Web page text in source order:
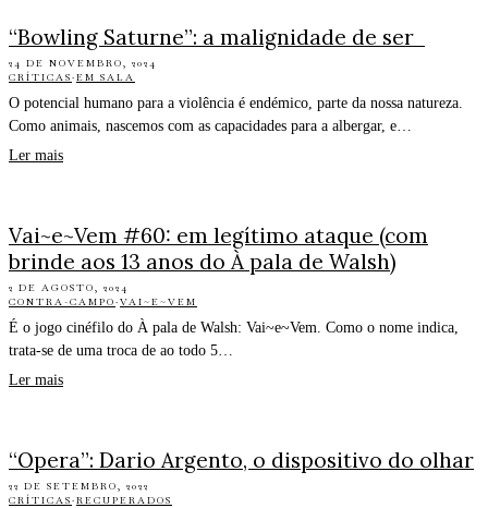
“Bowling Saturne”: a malignidade de ser
24 DE NOVEMBRO, 2024
CRÍTICAS·EM SALA
O potencial humano para a violência é endémico, parte da nossa natureza.
Como animais, nascemos com as capacidades para a albergar, e…
Ler mais
Vai~e~Vem #60: em legítimo ataque (com
brinde aos 13 anos do À pala de Walsh)
2 DE AGOSTO, 2024
CONTRA-CAMPO·VAI~E~VEM
É o jogo cinéfilo do À pala de Walsh: Vai~e~Vem. Como o nome indica,
trata-se de uma troca de ao todo 5…
Ler mais
“Opera”: Dario Argento, o dispositivo do olhar
22 DE SETEMBRO, 2022
CRÍTICAS·RECUPERADOS